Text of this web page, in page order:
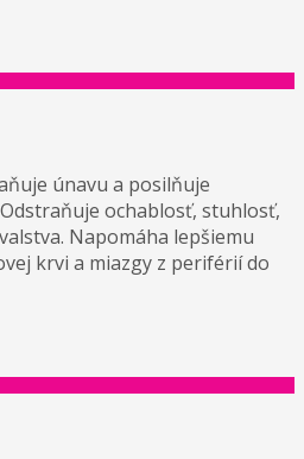
únavu a posilňuje
ochablosť, stuhlosť,
Napomáha lepšiemu
krvi a miazgy z periférií do